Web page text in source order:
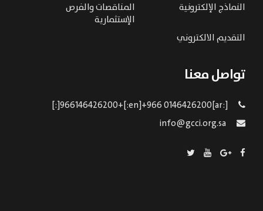
النماذج الإلكترونية
المناقصات والفرص
الإستثمارية
التقديم الالكتروني
تواصل معنا
[:ar]966146426200+[:en]+966 0146426200[:]